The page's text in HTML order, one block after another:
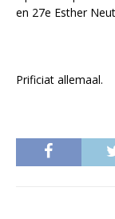
en 27e Esther
Prificiat allemaal.